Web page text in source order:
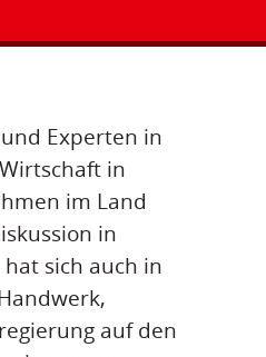
Experten in
in
im Land
in
sich auch in
auf den